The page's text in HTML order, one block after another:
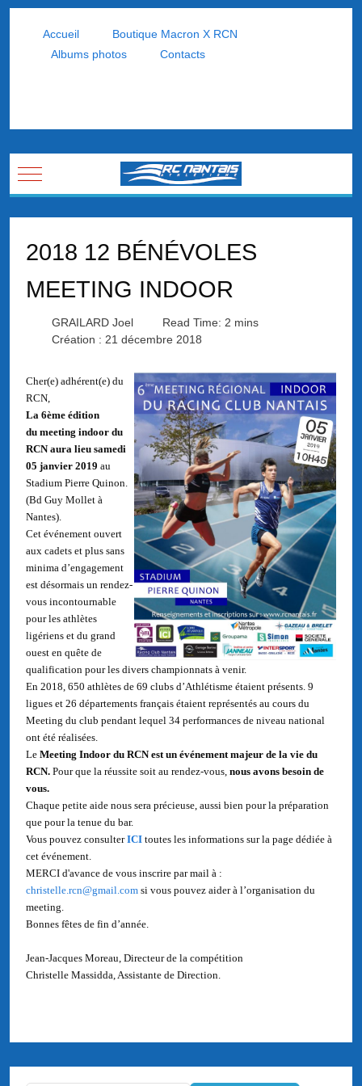
Accueil
Boutique Macron X RCN
Albums photos
Contacts
Mobile Menu Toggle
2018 12 BÉNÉVOLES
MEETING INDOOR
GRAILARD Joel
Read Time: 2 mins
Création : 21 décembre 2018
Cher(e) adhérent(e) du
RCN,
La 6ème édition
du meeting indoor du
RCN aura lieu samedi
05 janvier 2019 au
Stadium Pierre Quinon.
(Bd Guy Mollet à
Nantes).
Cet événement ouvert
aux cadets et plus sans
minima d’engagement
est désormais un rendez-
vous incontournable
pour les athlètes
ligériens et du grand
ouest en quête de
qualification pour les divers championnats à venir.
En 2018, 650 athlètes de 69 clubs d’Athlétisme étaient présents. 9
ligues et 26 départements français étaient représentés au cours du
Meeting du club pendant lequel 34 performances de niveau national
ont été réalisées.
Le Meeting Indoor du RCN est un événement majeur de la vie du
RCN. Pour que la réussite soit au rendez-vous, nous avons besoin de
vous.
Chaque petite aide nous sera précieuse, aussi bien pour la préparation
que pour la tenue du bar.
Vous pouvez consulterICI toutes les informations sur la page dédiée à
cet événement.
MERCI d'avance de vous inscrire par mail à :
christelle.rcn@gmail.com si vous pouvez aider à l’organisation du
meeting.
Bonnes fêtes de fin d’année.
Jean-Jacques Moreau, Directeur de la compétition
Christelle Massidda, Assistante de Direction.